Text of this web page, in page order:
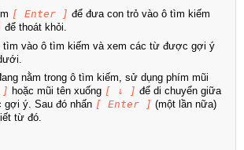
[ Enter ] để đưa con trỏ vào ô tìm kiếm
để thoát khỏi.
tìm vào ô tìm kiếm và xem các từ được gợi ý
nằm trong ô tìm kiếm, sử dụng phím mũi
] hoặc mũi tên xuống [ ↓ ] để di chuyển giữa
ý. Sau đó nhấn [ Enter ] (một lần nữa)
từ đó.